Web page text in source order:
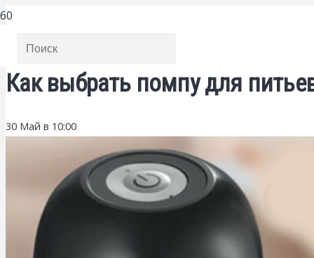
Как выбрать помпу для
30 Май в 10:00